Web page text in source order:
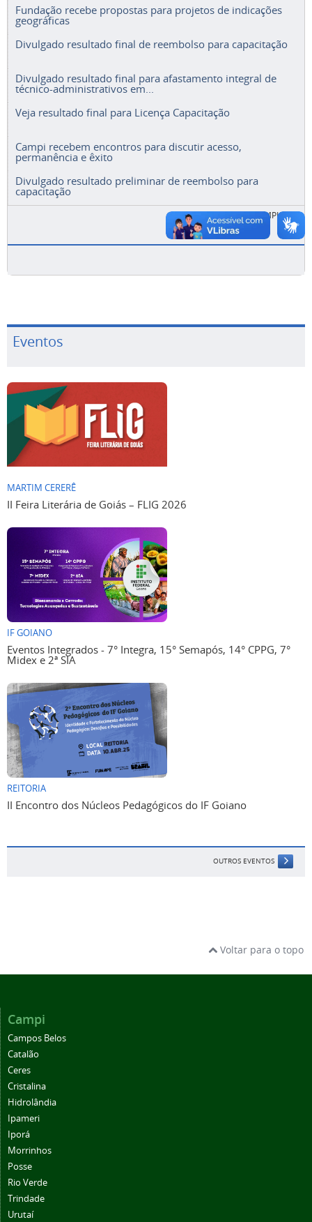
Fundação recebe propostas para projetos de indicações
geográficas
Divulgado resultado final de reembolso para capacitação
Divulgado resultado final para afastamento integral de
técnico-administrativos em...
Veja resultado final para Licença Capacitação
Campi recebem encontros para discutir acesso,
permanência e êxito
Divulgado resultado preliminar de reembolso para
capacitação
ACESSE A LISTA COMPLETA
Eventos
MARTIM CERERÊ
II Feira Literária de Goiás – FLIG 2026
IF GOIANO
Eventos Integrados - 7° Integra, 15° Semapós, 14° CPPG, 7°
Midex e 2ª SIA
REITORIA
II Encontro dos Núcleos Pedagógicos do IF Goiano
OUTROS EVENTOS
Voltar para o topo
Campi
Campos Belos
Catalão
Ceres
Cristalina
Hidrolândia
Ipameri
Iporá
Morrinhos
Posse
Rio Verde
Trindade
Urutaí